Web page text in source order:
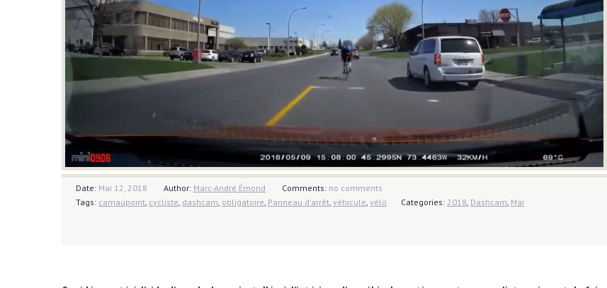
Date: Mai 12, 2018 Author: Marc-André Émond Comments: no comments
Tags: camaupoint cycliste dashcam obligatoire Panneau d'arrêt véhicule vélo Categories: 2018 Dashcam Mai